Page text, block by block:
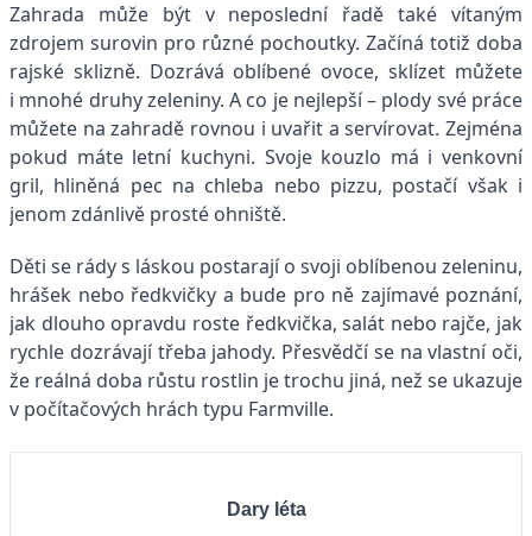
Zahrada může být v neposlední řadě také vítaným
zdrojem surovin pro různé pochoutky. Začíná totiž doba
rajské sklizně. Dozrává oblíbené ovoce, sklízet můžete
i mnohé druhy zeleniny. A co je nejlepší – plody své práce
můžete na zahradě rovnou i uvařit a servírovat. Zejména
pokud máte letní kuchyni. Svoje kouzlo má i venkovní
gril, hliněná pec na chleba nebo pizzu, postačí však i
jenom zdánlivě prosté ohniště.
Děti se rády s láskou ­postarají o svoji oblíbenou zeleninu,
hrášek nebo ředkvičky a bude pro ně zajímavé poznání,
jak dlouho opravdu roste ředkvička, salát nebo rajče, jak
rychle dozrávají třeba jahody. Přesvědčí se na vlastní oči,
že reálná doba růstu rostlin je trochu jiná, než se ukazuje
v počítačových hrách typu Farmville.
Dary léta